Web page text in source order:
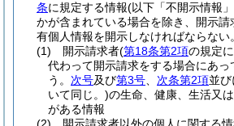
条に規定する情報(以下「不開示情報
かが含まれている場合を除き、開示
有個人情報を開示しなければならない。
(1)
開示請求者(第18条第2項の規定
代わって開示請求をする場合にあ
う。 次号及び第3号 次条第2項並び
いて同じ。)の生命、健康、生活又
がある情報